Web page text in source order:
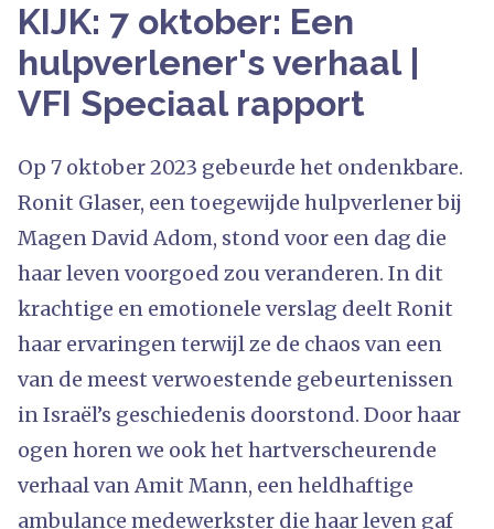
KIJK: 7 oktober: Een
hulpverlener's verhaal |
VFI Speciaal rapport
Op 7 oktober 2023 gebeurde het ondenkbare.
Ronit Glaser, een toegewijde hulpverlener bij
Magen David Adom, stond voor een dag die
haar leven voorgoed zou veranderen. In dit
krachtige en emotionele verslag deelt Ronit
haar ervaringen terwijl ze de chaos van een
van de meest verwoestende gebeurtenissen
in Israël’s geschiedenis doorstond. Door haar
ogen horen we ook het hartverscheurende
verhaal van Amit Mann, een heldhaftige
ambulance medewerkster die haar leven gaf